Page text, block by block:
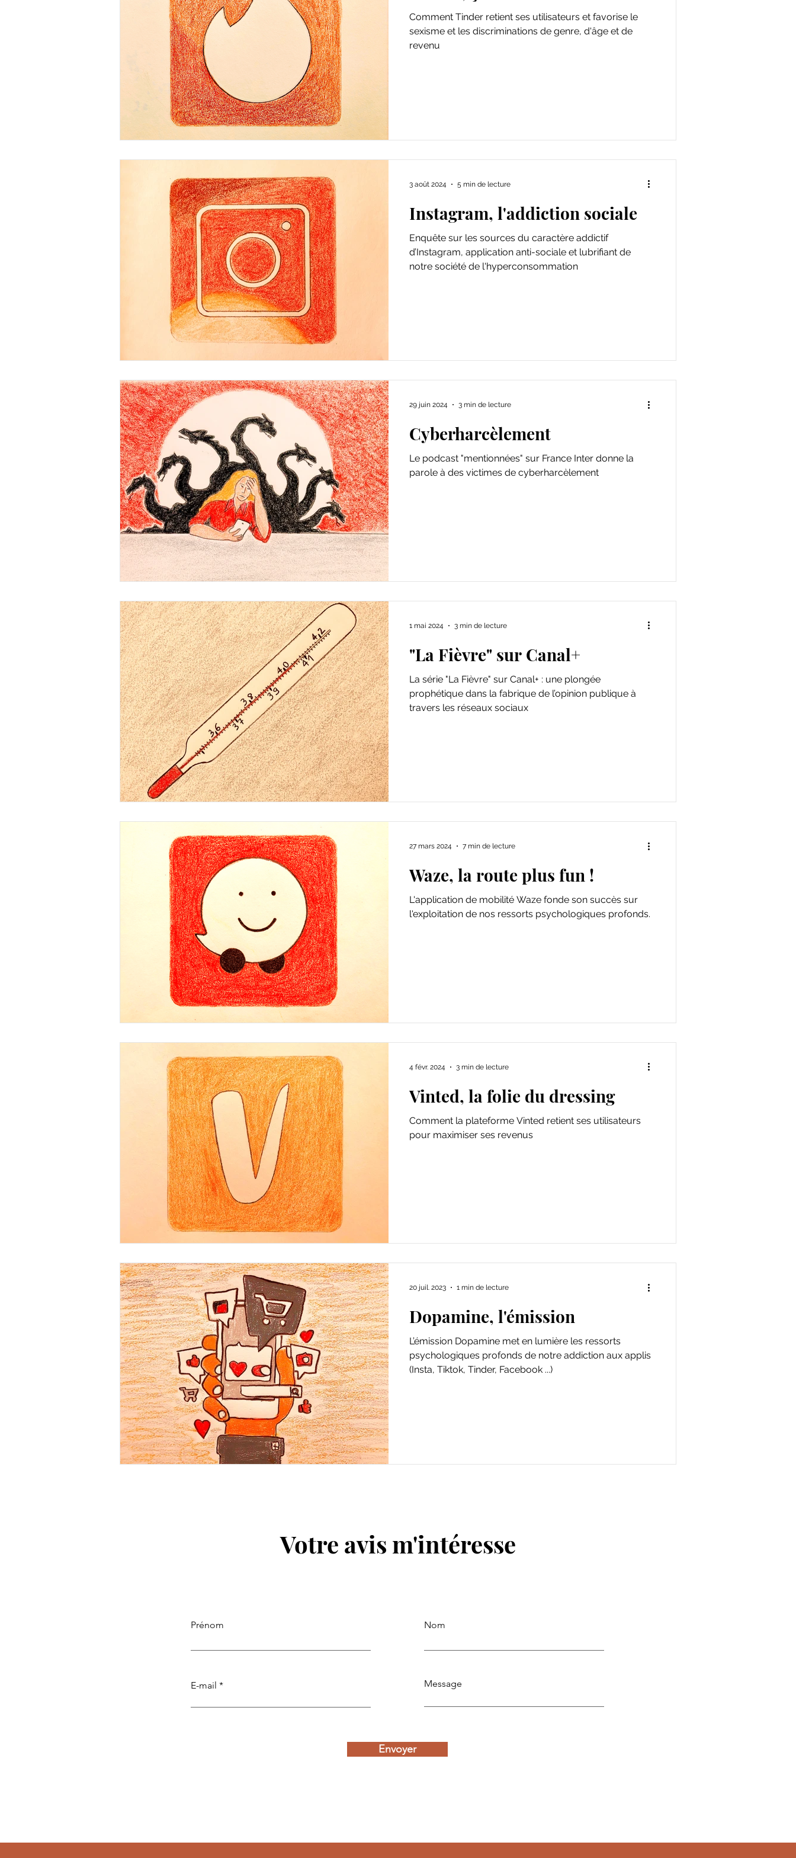
Comment Tinder retient ses utilisateurs et favorise le
sexisme et les discriminations de genre, d'âge et de
revenu
Instagram, l'addiction sociale
Enquête sur les sources du caractère addictif
d’Instagram, application anti-sociale et lubrifiant de
notre société de l'hyperconsommation
3 août 2024 5 min de lecture
Cyberharcèlement
Le podcast "mentionnées" sur France Inter donne la
parole à des victimes de cyberharcèlement
29 juin 2024 3 min de lecture
"La Fièvre" sur Canal+
La série "La Fièvre" sur Canal+ : une plongée
prophétique dans la fabrique de l’opinion publique à
travers les réseaux sociaux
1 mai 2024 3 min de lecture
Waze, la route plus fun !
L'application de mobilité Waze fonde son succès sur
l'exploitation de nos ressorts psychologiques profonds.
27 mars 2024 7 min de lecture
Vinted, la folie du dressing
Comment la plateforme Vinted retient ses utilisateurs
pour maximiser ses revenus
4 févr. 2024 3 min de lecture
Dopamine, l'émission
L’émission Dopamine met en lumière les ressorts
psychologiques profonds de notre addiction aux applis
(Insta, Tiktok, Tinder, Facebook ...)
20 juil. 2023 1 min de lecture
Votre avis m'intéresse
Prénom
E-mail
Nom
Message
Envoyer